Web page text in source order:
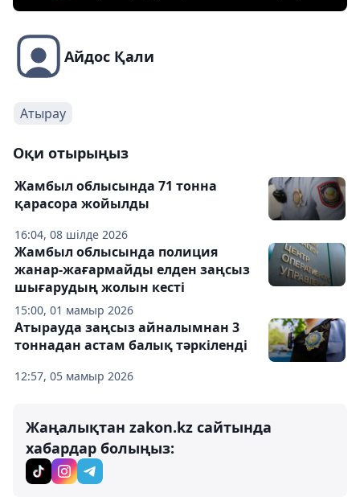
Айдос Қали
Атырау
Оқи отырыңыз
16:04, 08 шілде 2026
Жамбыл облысында 71 тонна
қарасора жойылды
15:00, 01 мамыр 2026
Жамбыл облысында полиция
жанар-жағармайды елден заңсыз
шығарудың жолын кесті
12:57, 05 мамыр 2026
Атырауда заңсыз айналымнан 3
тоннадан астам балық тәркіленді
Жаңалықтан zakon.kz сайтында
хабардар болыңыз: